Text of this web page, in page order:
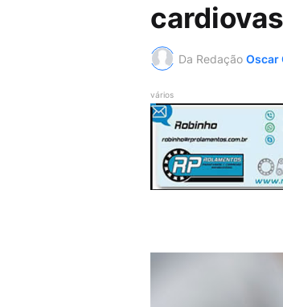
Da Redação Oscar
vários